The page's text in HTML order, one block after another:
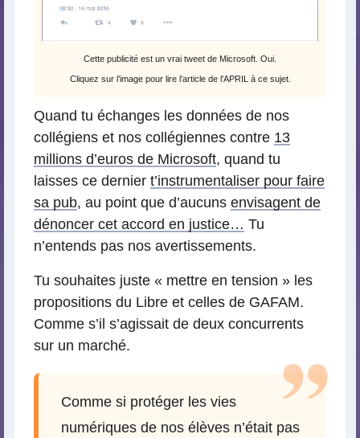
Cette publicité est un vrai tweet de Microsoft. Oui.
Cliquez sur l’image pour lire l’article de l’APRIL à ce sujet.
Quand tu échanges les données de nos
collégiens et nos collégiennes contre 13
millions d’euros de Microsoft, quand tu
laisses ce dernier t’instrumentaliser pour faire
sa pub, au point que d’aucuns envisagent de
dénoncer cet accord en justice… Tu
n’entends pas nos avertissements.
Tu souhaites juste « mettre en tension » les
propositions du Libre et celles de GAFAM.
Comme s’il s’agissait de deux concurrents
sur un marché.
Comme si protéger les vies
numériques de nos élèves n’était pas